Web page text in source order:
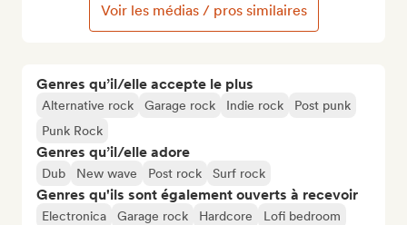
Genres qu’il/elle accepte le plus
Alternative rock Garage rock Indie rock
Post punk
Punk Rock
Genres qu’il/elle adore
Dub New wave Post rock Surf rock
Genres qu'ils sont également ouverts à recevoir
Electronica Garage rock Hardcore Lofi bedroom
Voir les médias / pros similaires